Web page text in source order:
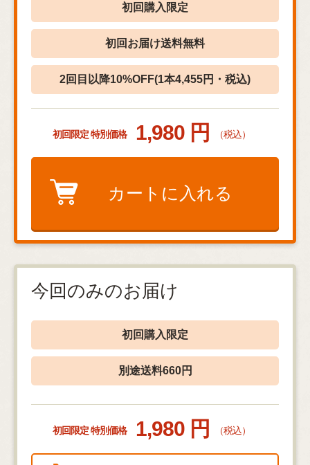
初回購入限定
初回お届け送料無料
2回目以降10%OFF(1本4,455円・税込)
初回限定 特別価格 1,980 円 （税込）
カートに入れる
今回のみのお届け
初回購入限定
別途送料660円
初回限定 特別価格 1,980 円 （税込）